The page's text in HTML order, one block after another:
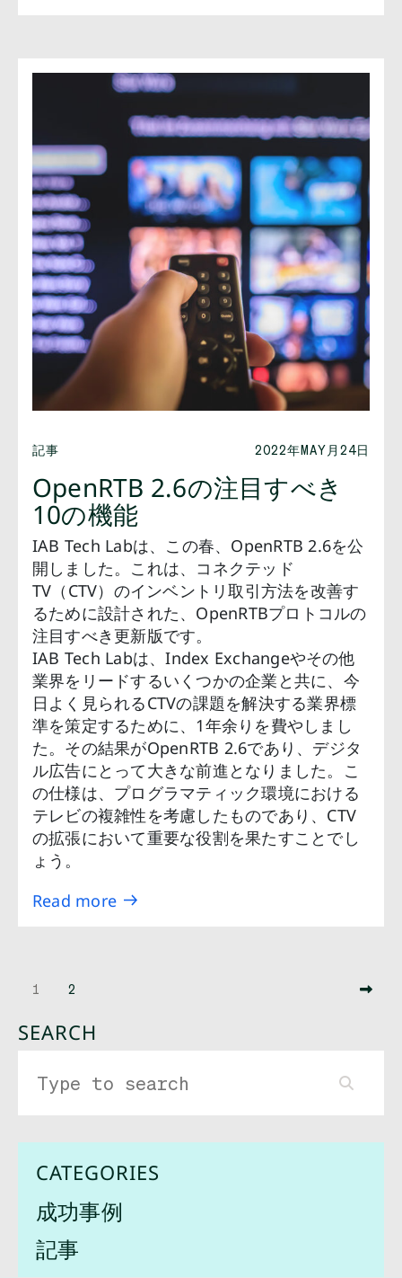
記事 2022年MAY月24日
OpenRTB 2.6の注目すべき
10の機能
IAB Tech Labは、この春、OpenRTB 2.6を公
開しました。これは、コネクテッド
TV（CTV）のインベントリ取引方法を改善す
るために設計された、OpenRTBプロトコルの
注目すべき更新版です。
IAB Tech Labは、Index Exchangeやその他
業界をリードするいくつかの企業と共に、今
日よく見られるCTVの課題を解決する業界標
準を策定するために、1年余りを費やしまし
た。その結果がOpenRTB 2.6であり、デジタ
ル広告にとって大きな前進となりました。こ
の仕様は、プログラマティック環境における
テレビの複雑性を考慮したものであり、CTV
の拡張において重要な役割を果たすことでし
ょう。
Read more
1 2
SEARCH
CATEGORIES
成功事例
記事